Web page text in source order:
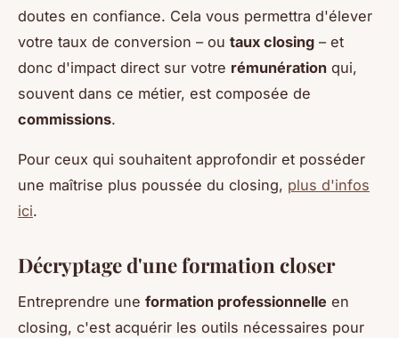
doutes en confiance. Cela vous permettra d'élever
votre taux de conversion – ou taux closing – et
donc d'impact direct sur votre rémunération qui,
souvent dans ce métier, est composée de
commissions.
Pour ceux qui souhaitent approfondir et posséder
une maîtrise plus poussée du closing, plus d'infos
ici.
Décryptage d'une formation closer
Entreprendre une formation professionnelle en
closing, c'est acquérir les outils nécessaires pour